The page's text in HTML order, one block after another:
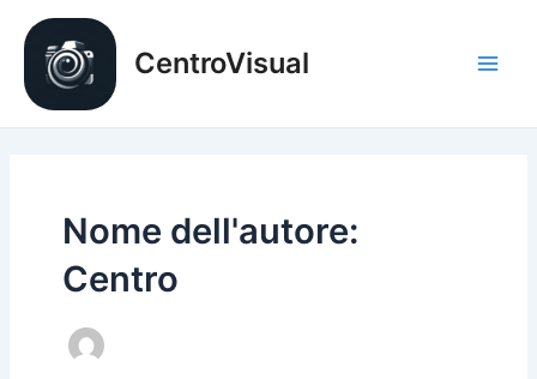
contenuto
CentroVisual
Nome dell'autore:
Centro